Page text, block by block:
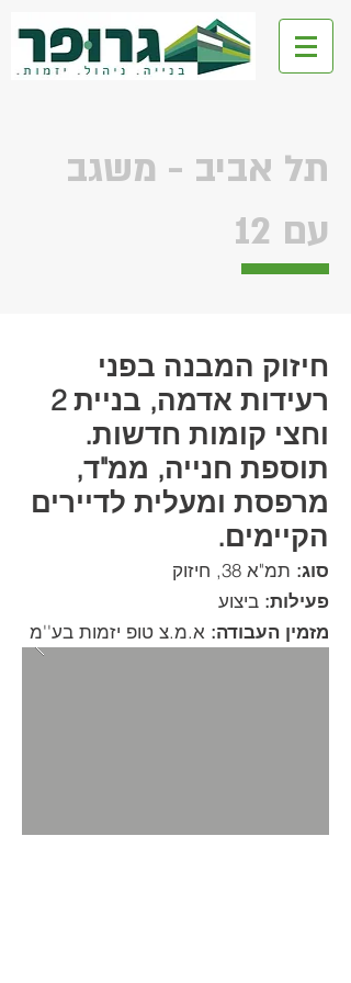
גרופר ליצד
חיזוק המבנה בפני
רעידות אדמה, בניית 2
וחצי קומות חדשות.
תוספת חנייה, ממ"ד,
מרפסת ומעלית לדיירים
הקיימים.
סוג: תמ"א 38, חיזוק
פעילות: ביצוע
מזמין העבודה: א.מ.צ טופ יזמות בע''מ
תל אביב - משגב
עם 12